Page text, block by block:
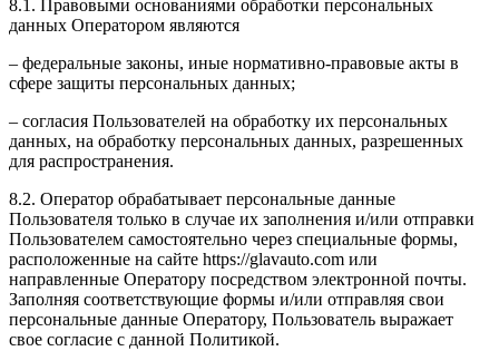
8.1. Правовыми основаниями обработки персональных
данных Оператором являются
– федеральные законы, иные нормативно-правовые акты в
сфере защиты персональных данных;
– согласия Пользователей на обработку их персональных
данных, на обработку персональных данных, разрешенных
для распространения.
8.2. Оператор обрабатывает персональные данные
Пользователя только в случае их заполнения и/или отправки
Пользователем самостоятельно через специальные формы,
расположенные на сайте https://glavauto.com или
направленные Оператору посредством электронной почты.
Заполняя соответствующие формы и/или отправляя свои
персональные данные Оператору, Пользователь выражает
свое согласие с данной Политикой.